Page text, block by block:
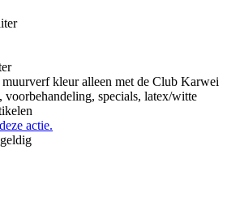
kleur alleen met de Club Karwei
voorbehandeling, specials, latex/witte
actie.